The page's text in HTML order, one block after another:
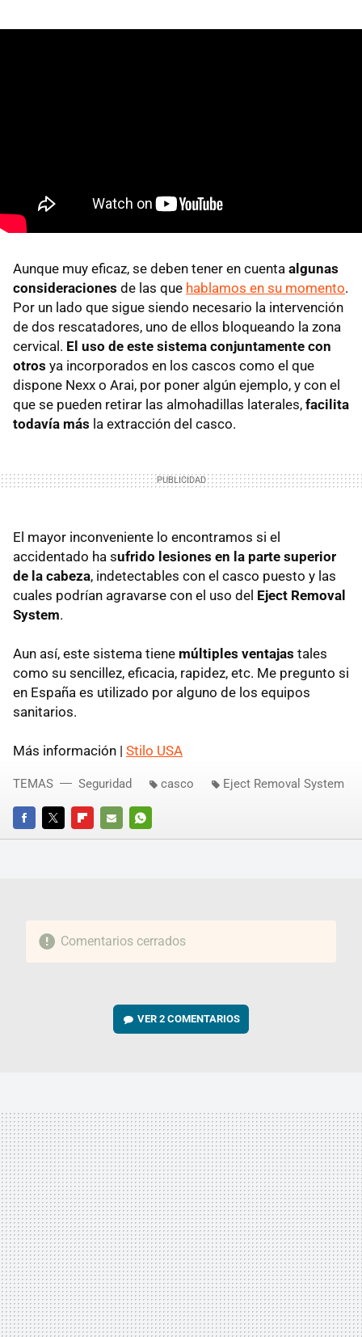
Aunque muy eficaz, se deben tener en cuenta algunas
consideraciones de las que hablamos en su momento.
Por un lado que sigue siendo necesario la intervención
de dos rescatadores, uno de ellos bloqueando la zona
cervical. El uso de este sistema conjuntamente con
otros ya incorporados en los cascos como el que
dispone Nexx o Arai, por poner algún ejemplo, y con el
que se pueden retirar las almohadillas laterales, facilita
todavía más la extracción del casco.
El mayor inconveniente lo encontramos si el
accidentado ha sufrido lesiones en la parte superior
de la cabeza, indetectables con el casco puesto y las
cuales podrían agravarse con el uso del Eject Removal
System.
Aun así, este sistema tiene múltiples ventajas tales
como su sencillez, eficacia, rapidez, etc. Me pregunto si
en España es utilizado por alguno de los equipos
sanitarios.
Más información | Stilo USA
FACEBOOKTWITTERFLIPBOARD
E-
WHATSAPP
TEMAS Seguridad casco Eject Removal System
Comentarios cerrados
VER2 COMENTARIOS